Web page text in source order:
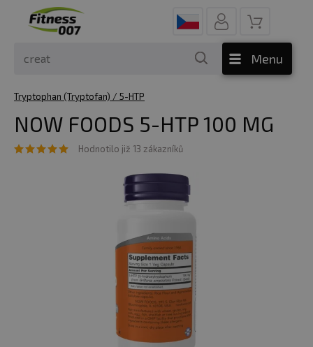
Menu
Tryptophan (Tryptofan) / 5-HTP
NOW FOODS 5-HTP 100 MG
Hodnotilo již 13 zákazníků